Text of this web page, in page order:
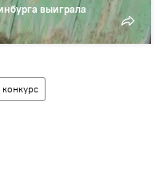
выиграла
конкурс